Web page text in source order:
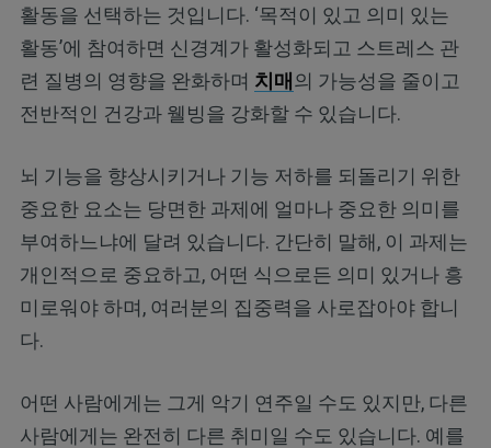
활동을 선택하는 것입니다. ‘목적이 있고 의미 있는
활동’에 참여하면 신경계가 활성화되고 스트레스 관
련 질병의 영향을 완화하며 치매의 가능성을 줄이고
전반적인 건강과 웰빙을 강화할 수 있습니다.
뇌 기능을 향상시키거나 기능 저하를 되돌리기 위한
중요한 요소는 당면한 과제에 얼마나 중요한 의미를
부여하느냐에 달려 있습니다. 간단히 말해, 이 과제는
개인적으로 중요하고, 어떤 식으로든 의미 있거나 흥
미로워야 하며, 여러분의 집중력을 사로잡아야 합니
다.
어떤 사람에게는 그게 악기 연주일 수도 있지만, 다른
사람에게는 완전히 다른 취미일 수도 있습니다. 예를